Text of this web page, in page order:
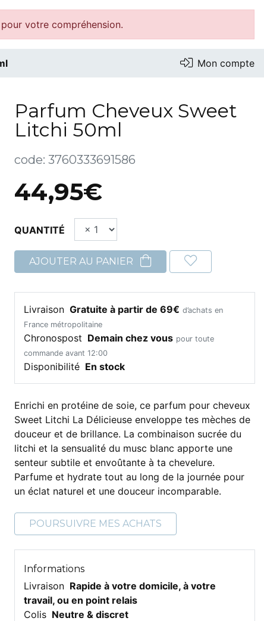
votre compréhension.
Mon compte
Parfum Cheveux Sweet
Litchi 50ml
code: 3760333691586
44,95€
QUANTITÉ
AJOUTER AU PANIER
Livraison Gratuite à partir de 69€ d’achats en
France métropolitaine
Chronospost Demain chez vous pour toute
commande avant 12:00
Disponibilité En stock
Enrichi en protéine de soie, ce parfum pour cheveux
Sweet Litchi La Délicieuse enveloppe tes mèches de
douceur et de brillance. La combinaison sucrée du
litchi et la sensualité du musc blanc apporte une
senteur subtile et envoûtante à ta chevelure.
Parfume et hydrate tout au long de la journée pour
un éclat naturel et une douceur incomparable.
POURSUIVRE MES ACHATS
Informations
Livraison Rapide à votre domicile, à votre
travail, ou en point relais
Colis Neutre & discret